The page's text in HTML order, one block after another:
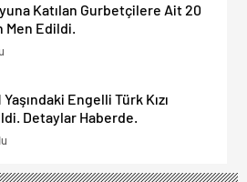
Katılan Gurbetçilere Ait 20
Men Edildi.
Yaşındaki Engelli Türk Kızı
Detaylar Haberde.